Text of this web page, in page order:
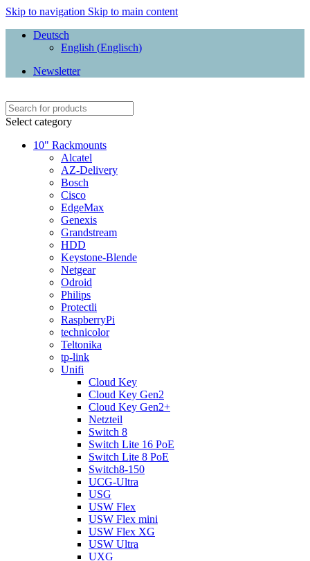
Skip to navigation Skip to main content
Deutsch
English (Englisch)
Newsletter
Select category
10" Rackmounts
Alcatel
AZ-Delivery
Bosch
Cisco
EdgeMax
Genexis
Grandstream
HDD
Keystone-Blende
Netgear
Odroid
Philips
Protectli
RaspberryPi
technicolor
Teltonika
tp-link
Unifi
Cloud Key
Cloud Key Gen2
Cloud Key Gen2+
Netzteil
Switch 8
Switch Lite 16 PoE
Switch Lite 8 PoE
Switch8-150
UCG-Ultra
USG
USW Flex
USW Flex mini
USW Flex XG
USW Ultra
UXG